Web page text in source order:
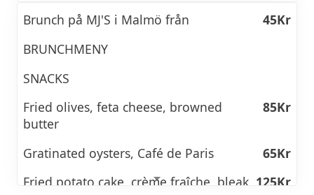
Brunch på MJ'S i Malmö från
45Kr
BRUNCHMENY
SNACKS
Fried olives, feta cheese, browned
butter
85Kr
Gratinated oysters, Café de Paris
65Kr
Fried potato cake, crème fraîche, bleak 125Kr